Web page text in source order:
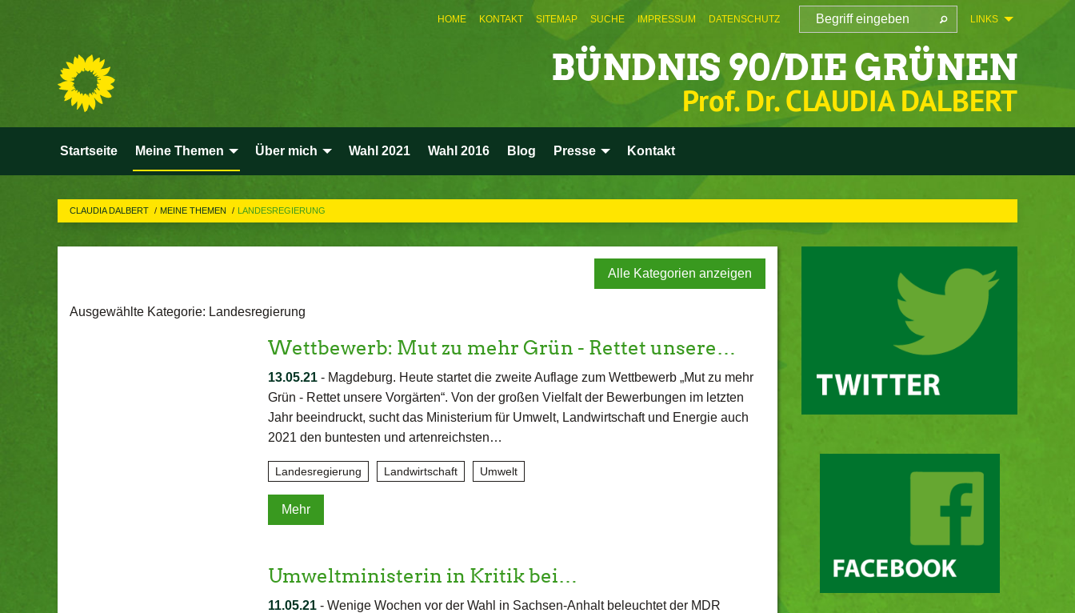
LINKS
HOME KONTAKT SITEMAP SUCHE IMPRESSUM DATENSCHUTZ
BÜNDNIS 90/DIE GRÜNEN
Prof. Dr. CLAUDIA DALBERT
Startseite Meine Themen Über mich Wahl 2021 Wahl 2016 Blog Presse Kontakt
CLAUDIA DALBERT MEINE THEMEN LANDESREGIERUNG
Alle Kategorien anzeigen
Ausgewählte Kategorie: Landesregierung
Wettbewerb: Mut zu mehr Grün - Rettet unsere…
13.05.21- Magdeburg. Heute startet die zweite Auflage zum Wettbewerb „Mut zu mehr
Grün - Rettet unsere Vorgärten“. Von der großen Vielfalt der Bewerbungen im letzten
Jahr beeindruckt, sucht das Ministerium für Umwelt, Landwirtschaft und Energie auch
2021 den buntesten und artenreichsten…
Landesregierung Landwirtschaft Umwelt
Mehr
Umweltministerin in Kritik bei…
11.05.21- Wenige Wochen vor der Wahl in Sachsen-Anhalt beleuchtet der MDR